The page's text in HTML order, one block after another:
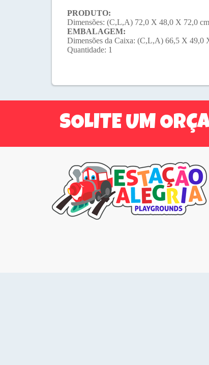
PRODUTO:
Dimensões: (C,L,A) 72,0 X 48,0 X 72,0 cm
EMBALAGEM:
Dimensões da Caixa: (C,L,A) 66,5 X 49,0
Quantidade: 1
SOLITE UM